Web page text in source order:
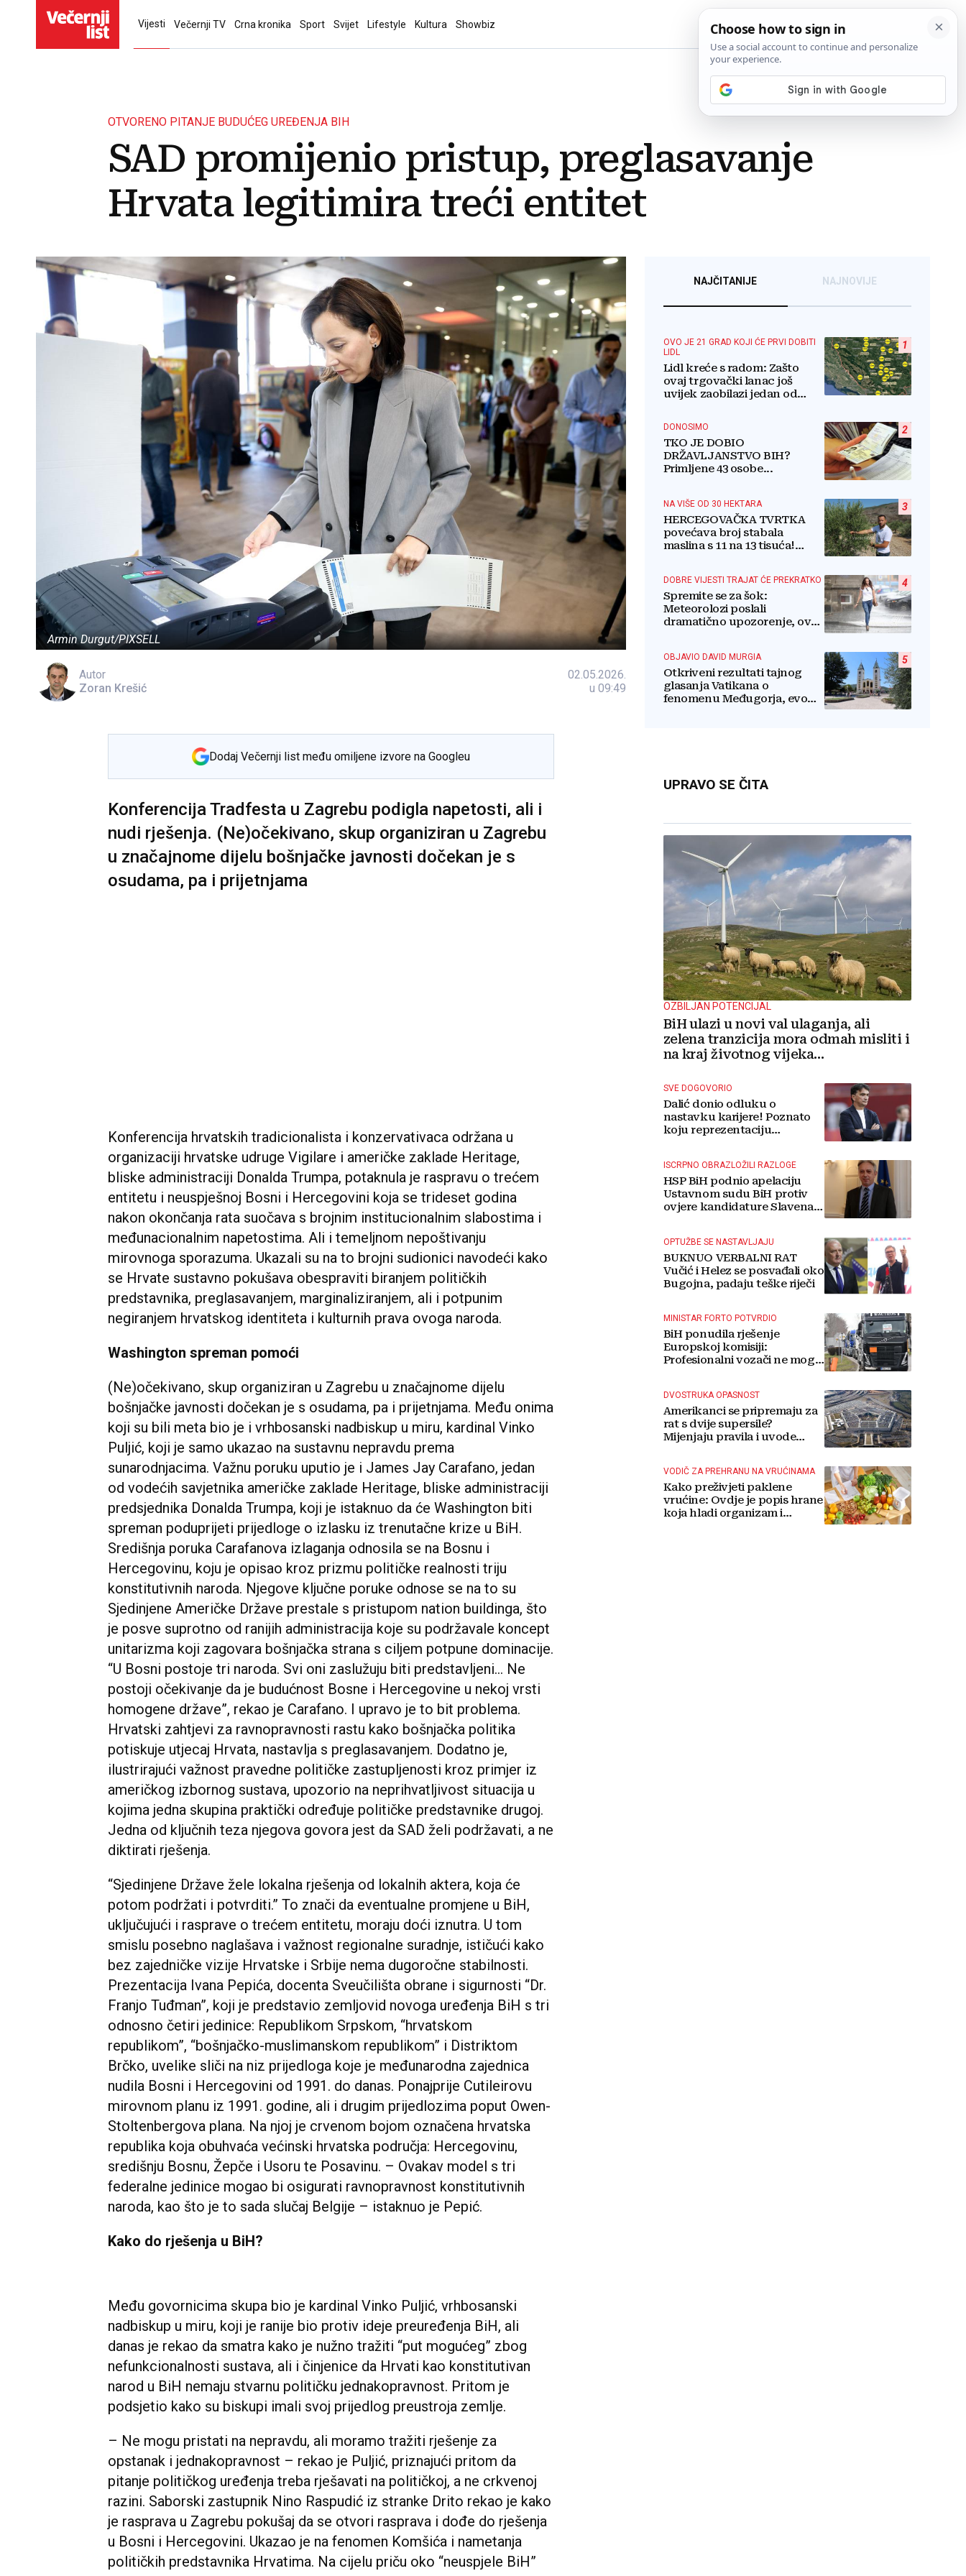
Vijesti Večernji TV Crna kronika Sport Svijet Lifestyle Kultura Showbiz
OTVORENO PITANJE BUDUĆEG UREĐENJA BIH
SAD promijenio pristup, preglasavanje
Hrvata legitimira treći entitet
Armin Durgut/PIXSELL
Autor
Zoran Krešić
02.05.2026.
u 09:49
Dodaj Večernji list među omiljene izvore na Googleu
Konferencija Tradfesta u Zagrebu podigla napetosti, ali i
nudi rješenja. (Ne)očekivano, skup organiziran u Zagrebu
u značajnome dijelu bošnjačke javnosti dočekan je s
osudama, pa i prijetnjama
Konferencija hrvatskih tradicionalista i konzervativaca održana u
organizaciji hrvatske udruge Vigilare i američke zaklade Heritage,
bliske administraciji Donalda Trumpa, potaknula je raspravu o trećem
entitetu i neuspješnoj Bosni i Hercegovini koja se trideset godina
nakon okončanja rata suočava s brojnim institucionalnim slabostima i
međunacionalnim napetostima. Ali i temeljnom nepoštivanju
mirovnoga sporazuma. Ukazali su na to brojni sudionici navodeći kako
se Hrvate sustavno pokušava obespraviti biranjem političkih
predstavnika, preglasavanjem, marginaliziranjem, ali i potpunim
negiranjem hrvatskog identiteta i kulturnih prava ovoga naroda.
Washington spreman pomoći
(Ne)očekivano, skup organiziran u Zagrebu u značajnome dijelu
bošnjačke javnosti dočekan je s osudama, pa i prijetnjama. Među onima
koji su bili meta bio je i vrhbosanski nadbiskup u miru, kardinal Vinko
Puljić, koji je samo ukazao na sustavnu nepravdu prema
sunarodnjacima. Važnu poruku uputio je i James Jay Carafano, jedan
od vodećih savjetnika američke zaklade Heritage, bliske administraciji
predsjednika Donalda Trumpa, koji je istaknuo da će Washington biti
spreman poduprijeti prijedloge o izlasku iz trenutačne krize u BiH.
Središnja poruka Carafanova izlaganja odnosila se na Bosnu i
Hercegovinu, koju je opisao kroz prizmu političke realnosti triju
konstitutivnih naroda. Njegove ključne poruke odnose se na to su
Sjedinjene Američke Države prestale s pristupom nation buildinga, što
je posve suprotno od ranijih administracija koje su podržavale koncept
unitarizma koji zagovara bošnjačka strana s ciljem potpune dominacije.
“U Bosni postoje tri naroda. Svi oni zaslužuju biti predstavljeni… Ne
postoji očekivanje da je budućnost Bosne i Hercegovine u nekoj vrsti
homogene države”, rekao je Carafano. I upravo je to bit problema.
Hrvatski zahtjevi za ravnopravnosti rastu kako bošnjačka politika
potiskuje utjecaj Hrvata, nastavlja s preglasavanjem. Dodatno je,
ilustrirajući važnost pravedne političke zastupljenosti kroz primjer iz
američkog izbornog sustava, upozorio na neprihvatljivost situacija u
kojima jedna skupina praktički određuje političke predstavnike drugoj.
Jedna od ključnih teza njegova govora jest da SAD želi podržavati, a ne
diktirati rješenja.
“Sjedinjene Države žele lokalna rješenja od lokalnih aktera, koja će
potom podržati i potvrditi.” To znači da eventualne promjene u BiH,
uključujući i rasprave o trećem entitetu, moraju doći iznutra. U tom
smislu posebno naglašava i važnost regionalne suradnje, ističući kako
bez zajedničke vizije Hrvatske i Srbije nema dugoročne stabilnosti.
Prezentacija Ivana Pepića, docenta Sveučilišta obrane i sigurnosti “Dr.
Franjo Tuđman”, koji je predstavio zemljovid novoga uređenja BiH s tri
odnosno četiri jedinice: Republikom Srpskom, “hrvatskom
republikom”, “bošnjačko-muslimanskom republikom” i Distriktom
Brčko, uvelike sliči na niz prijedloga koje je međunarodna zajednica
nudila Bosni i Hercegovini od 1991. do danas. Ponajprije Cutileirovu
mirovnom planu iz 1991. godine, ali i drugim prijedlozima poput Owen-
Stoltenbergova plana. Na njoj je crvenom bojom označena hrvatska
republika koja obuhvaća većinski hrvatska područja: Hercegovinu,
središnju Bosnu, Žepče i Usoru te Posavinu. – Ovakav model s tri
federalne jedinice mogao bi osigurati ravnopravnost konstitutivnih
naroda, kao što je to sada slučaj Belgije – istaknuo je Pepić.
Kako do rješenja u BiH?
Među govornicima skupa bio je kardinal Vinko Puljić, vrhbosanski
nadbiskup u miru, koji je ranije bio protiv ideje preuređenja BiH, ali
danas je rekao da smatra kako je nužno tražiti “put mogućeg” zbog
nefunkcionalnosti sustava, ali i činjenice da Hrvati kao konstitutivan
narod u BiH nemaju stvarnu političku jednakopravnost. Pritom je
podsjetio kako su biskupi imali svoj prijedlog preustroja zemlje.
– Ne mogu pristati na nepravdu, ali moramo tražiti rješenje za
opstanak i jednakopravnost – rekao je Puljić, priznajući pritom da
pitanje političkog uređenja treba rješavati na političkoj, a ne crkvenoj
razini. Saborski zastupnik Nino Raspudić iz stranke Drito rekao je kako
je rasprava u Zagrebu pokušaj da se otvori rasprava i dođe do rješenja
u Bosni i Hercegovini. Ukazao je na fenomen Komšića i nametanja
političkih predstavnika Hrvatima. Na cijelu priču oko “neuspjele BiH”
NAJČITANIJE NAJNOVIJE
1
OVO JE 21 GRAD KOJI ĆE PRVI DOBITI
LIDL
Lidl kreće s radom: Zašto
ovaj trgovački lanac još
uvijek zaobilazi jedan od
2
DONOSIMO
TKO JE DOBIO
DRŽAVLJANSTVO BIH?
Primljene 43 osobe...
3
NA VIŠE OD 30 HEKTARA
HERCEGOVAČKA TVRTKA
povećava broj stabala
maslina s 11 na 13 tisuća!
4
DOBRE VIJESTI TRAJAT ĆE PREKRATKO
Spremite se za šok:
Meteorolozi poslali
dramatično upozorenje, ovo
5
OBJAVIO DAVID MURGIA
Otkriveni rezultati tajnog
glasanja Vatikana o
fenomenu Međugorja, evo
UPRAVO SE ČITA
OZBILJAN POTENCIJAL
BiH ulazi u novi val ulaganja, ali
zelena tranzicija mora odmah misliti i
na kraj životnog vijeka
SVE DOGOVORIO
Dalić donio odluku o
nastavku karijere! Poznato
koju reprezentaciju
ISCRPNO OBRAZLOŽILI RAZLOGE
HSP BiH podnio apelaciju
Ustavnom sudu BiH protiv
ovjere kandidature Slavena
OPTUŽBE SE NASTAVLJAJU
BUKNUO VERBALNI RAT
Vučić i Helez se posvađali oko
Bugojna, padaju teške riječi
MINISTAR FORTO POTVRDIO
BiH ponudila rješenje
Europskoj komisiji:
Profesionalni vozači ne mogu
DVOSTRUKA OPASNOST
Amerikanci se pripremaju za
rat s dvije supersile?
Mijenjaju pravila i uvode
VODIČ ZA PREHRANU NA VRUĆINAMA
Kako preživjeti paklene
vrućine: Ovdje je popis hrane
koja hladi organizam i